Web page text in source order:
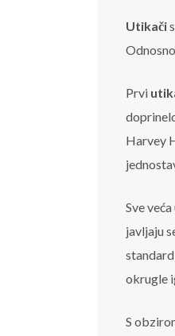
Utikači
Prvi
Harvey
Sve
javljaju
okrugle
S